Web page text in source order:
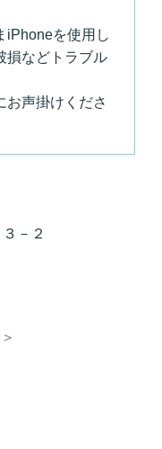
iPhoneを使用し
損などトラブル
お声掛けくださ
－２